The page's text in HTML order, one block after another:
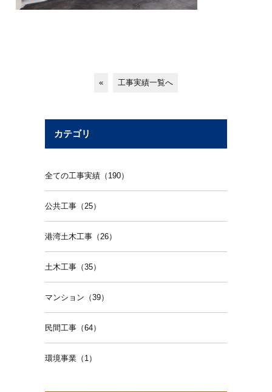
« 工事実績一覧へ
カテゴリ
全ての工事実績（190）
公共工事（25）
港湾土木工事（26）
土木工事（35）
マンション（39）
民間工事（64）
環境事業（1）